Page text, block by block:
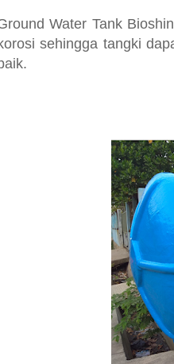
Water Tank
sehingga tangki